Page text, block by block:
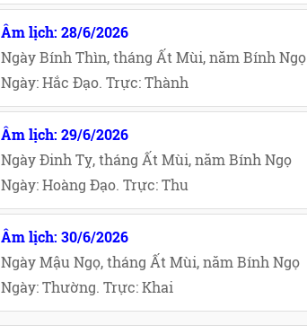
Âm lịch: 28/6/2026
Ngày Bính Thìn, tháng Ất Mùi, năm Bính Ngọ
Ngày: Hắc Đạo. Trực: Thành
Âm lịch: 29/6/2026
Ngày Đinh Tỵ, tháng Ất Mùi, năm Bính Ngọ
Ngày: Hoàng Đạo. Trực: Thu
Âm lịch: 30/6/2026
Ngày Mậu Ngọ, tháng Ất Mùi, năm Bính Ngọ
Ngày: Thường. Trực: Khai